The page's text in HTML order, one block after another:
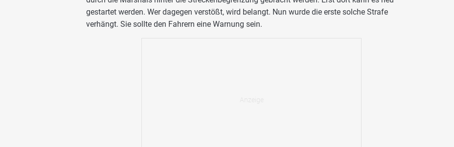
gestartet werden. Wer dagegen verstößt, wird belangt. Nun wurde die erste solche Strafe
verhängt. Sie sollte den Fahrern eine Warnung sein.